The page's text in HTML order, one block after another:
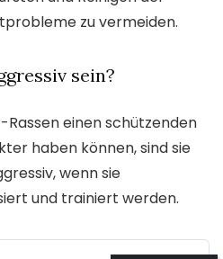
zu vermeiden.
sein?
einen schützenden
haben können, sind sie
wenn sie
und trainiert werden.